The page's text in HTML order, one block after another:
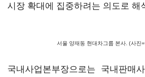
시장 확대에 집중하려는 의도로 해
서울 양재동 현대차그룹 본사. (사진
국내사업본부장으로는 국내판매